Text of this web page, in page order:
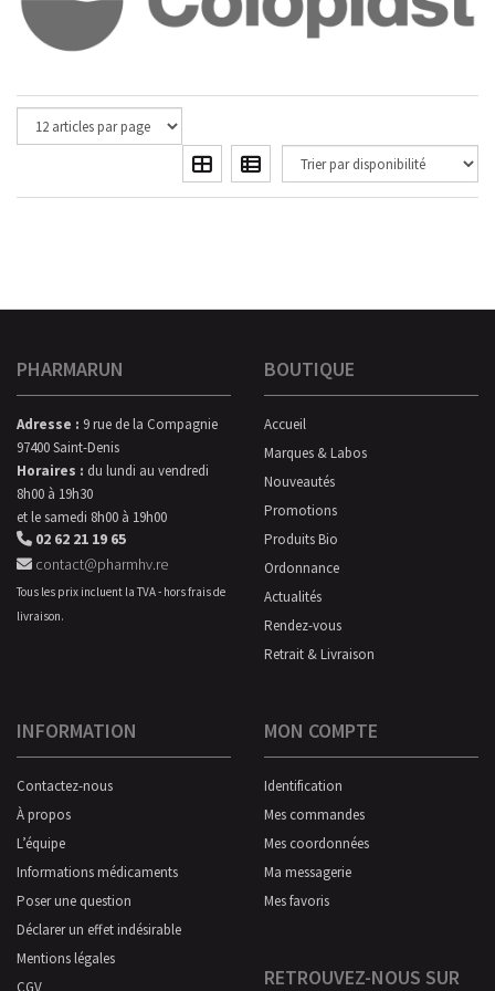
PHARMARUN
Adresse : 9 rue de la Compagnie
97400 Saint-Denis
Horaires : du lundi au vendredi
8h00 à 19h30
et le samedi 8h00 à 19h00
02 62 21 19 65
contact@pharmhv.re
Tous les prix incluent la TVA - hors frais de
livraison.
BOUTIQUE
Accueil
Marques & Labos
Nouveautés
Promotions
Produits Bio
Ordonnance
Actualités
Rendez-vous
Retrait & Livraison
INFORMATION
Contactez-nous
À propos
L’équipe
Informations médicaments
Poser une question
Déclarer un effet indésirable
Mentions légales
CGV
MON COMPTE
Identification
Mes commandes
Mes coordonnées
Ma messagerie
Mes favoris
RETROUVEZ-NOUS SUR